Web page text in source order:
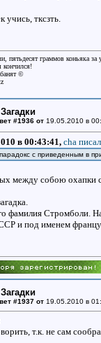
учись, тксзть.
пятьдесят граммов коньяка
©
#1936 от19.05.2010 в
в 00:43:41, cha
с приведенным в
между собою охапки
фамилия Стромболи.
и под именем
#1937 от19.05.2010 в
т.к. не сам